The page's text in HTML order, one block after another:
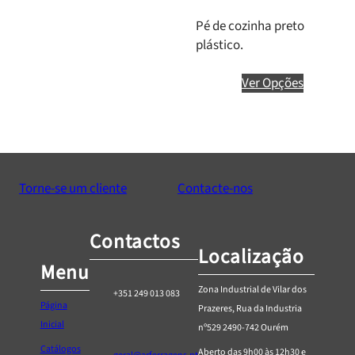
Pé de cozinha preto
plástico.
Ver Opções
Torne-se um cliente Contacte-nos
Menu
Página
Inicial
Catálogos
Contactos
+351 249 013 083
Localização
Zona Industrial de Vilar dos
Prazeres, Rua da Industria
nº529 2490-742 Ourém
Aberto das 9h00 às 12h30 e